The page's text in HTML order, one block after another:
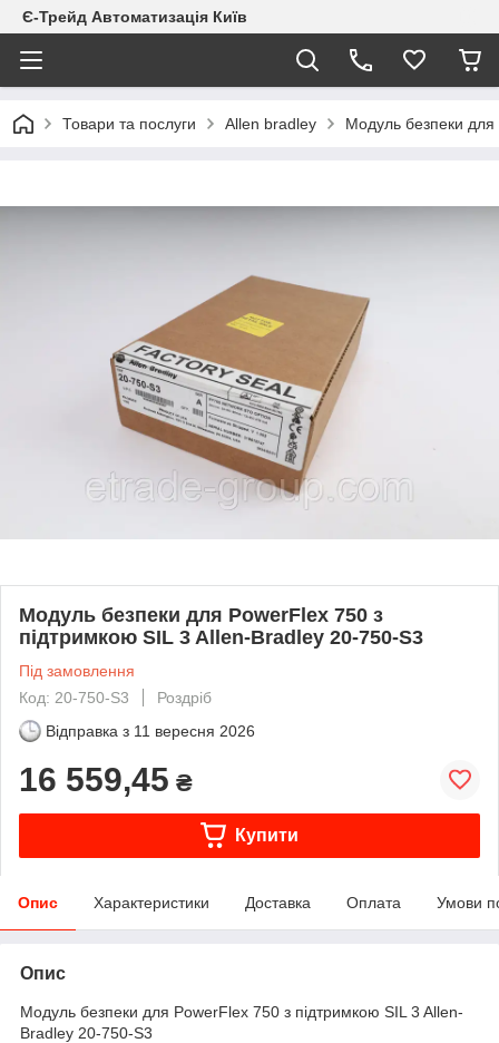
Є-Трейд Автоматизація Київ
Товари та послуги Allen bradley Модуль безпеки
Модуль безпеки для PowerFlex 750 з
підтримкою SIL 3 Allen-Bradley 20-750-S3
Під замовлення
Код: 20-750-S3
Роздріб
Відправка з 11 вересня 2026
16 559,45 ₴
Купити
Опис Характеристики Доставка Оплата Умови
Опис
Модуль безпеки для PowerFlex 750 з підтримкою SIL 3 Allen-
Bradley 20-750-S3